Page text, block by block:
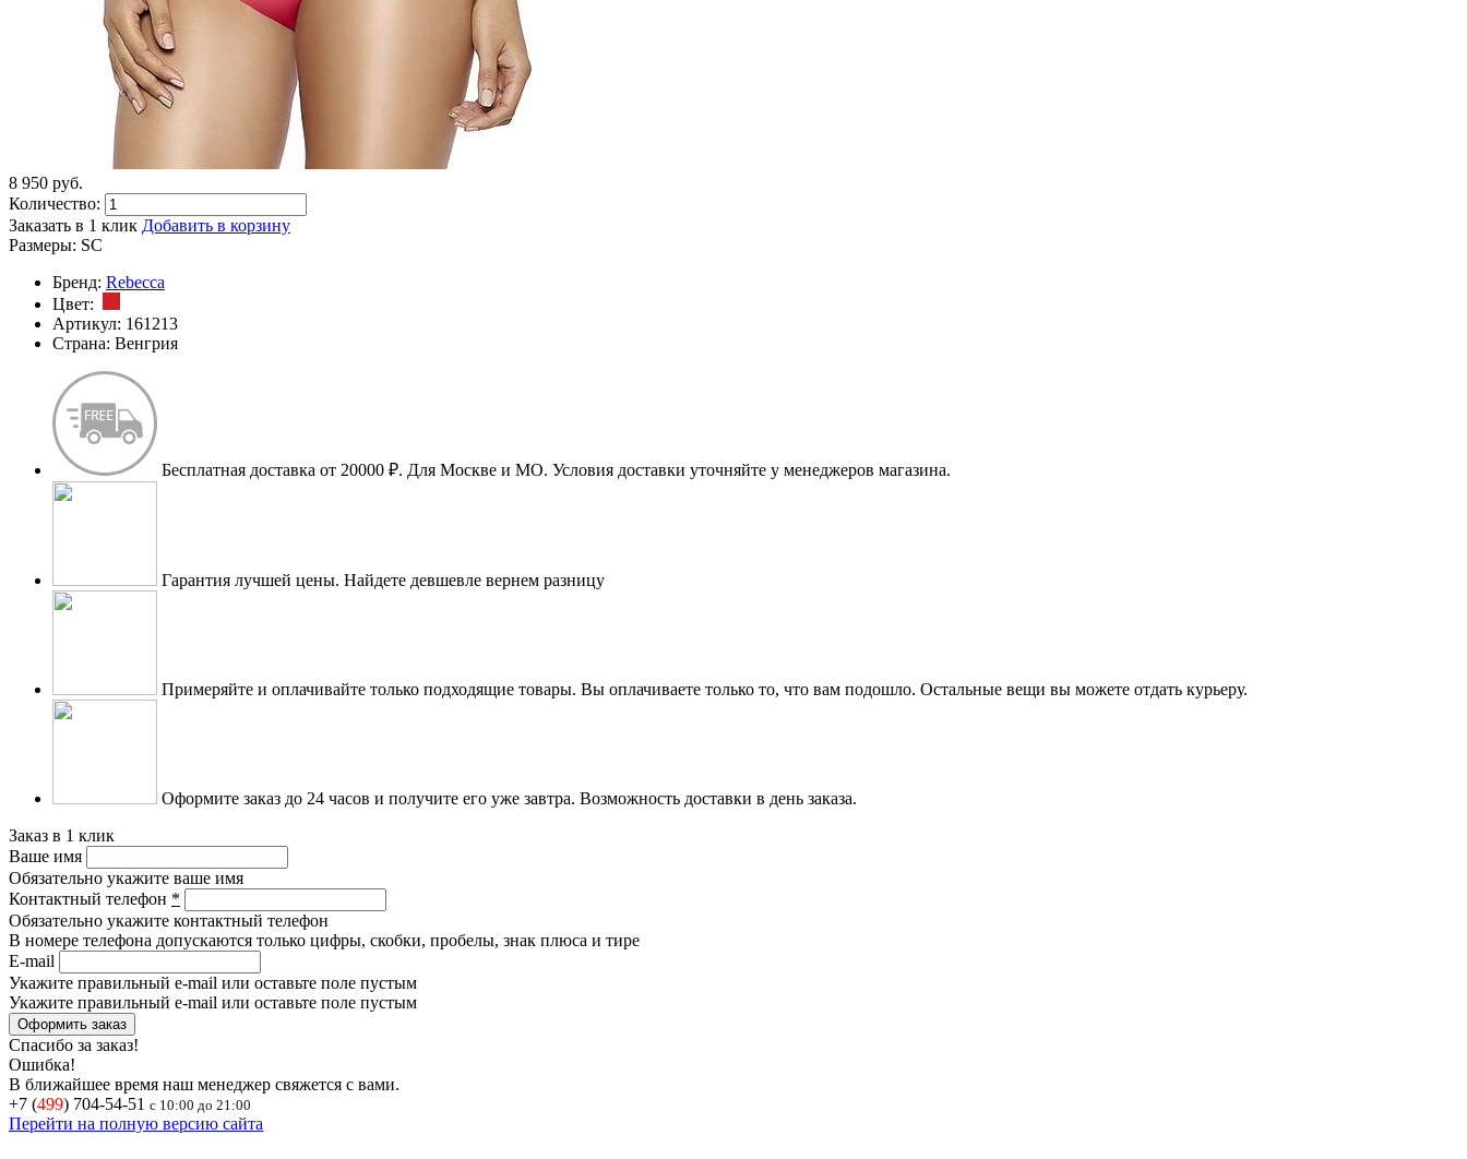
8 950 pуб.
Количество:
Заказать в 1 клик Добавить в корзину
Размеры: SC
Бренд: Rebecca
Цвет:
Артикул: 161213
Страна: Венгрия
Бесплатная доставка от 20000 ₽. Для Москве и МО. Условия доставки уточняйте у менеджеров магазина.
Гарантия лучшей цены. Найдете девшевле вернем разницу
Примеряйте и оплачивайте только подходящие товары. Вы оплачиваете только то, что вам подошло. Остальные вещи вы можете отдать курьеру.
Оформите заказ до 24 часов и получите его уже завтра. Возможность доставки в день заказа.
Заказ в 1 клик
Ваше имя
Обязательно укажите ваше имя
Контактный телефон *
Обязательно укажите контактный телефон
В номере телефона допускаются только цифры, скобки, пробелы, знак плюса и тире
E-mail
Укажите правильный e-mail или оставьте поле пустым
Укажите правильный e-mail или оставьте поле пустым
Спасибо за заказ!
Ошибка!
В ближайшее время наш менеджер свяжется с вами.
+7 (499) 704-54-51 с 10:00 до 21:00
Перейти на полную версию сайта